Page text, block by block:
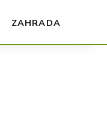
ZAHRADA